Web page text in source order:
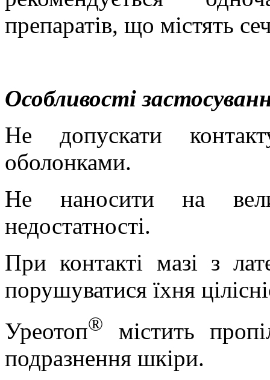
препаратів, що містять
Особливості
Не допускати
оболонками.
Не наносити на
недостатності.
При контакті мазі з
порушуватися їхня
Уреотоп®
містить
подразнення шкіри.